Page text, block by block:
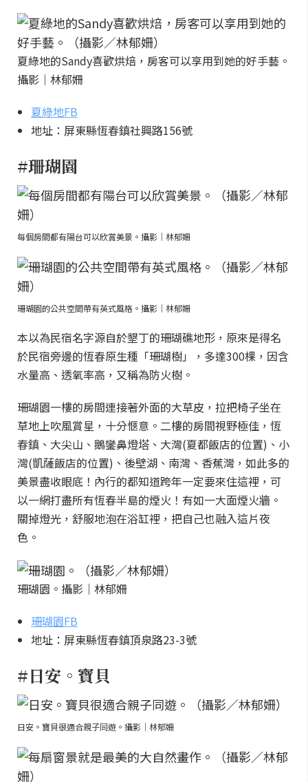
夏綠地的Sandy喜歡烘焙，房客可以享用到她的好手藝。
攝影｜林郁姍
夏綠地FB
地址：屏東縣恆春鎮社興路156號
#珊瑚園
每個房間都有陽台可以欣賞美景。攝影｜林郁姍
珊瑚園的公共空間帶有英式風格。攝影｜林郁姍
本以為民宿名字源自於墾丁的珊瑚礁地形，原來是得名
於民宿旁邊的恆春原生種「珊瑚樹」，多達300棵，因含
水量高、透氧率高，又稱為防火樹。
珊瑚園一樓的房間連接著外面的大草皮，拉把椅子坐在
草地上吹風賞星，十分愜意。二樓的房間視野極佳，恆
春鎮、大尖山、鵝鑾鼻燈塔、大灣(夏都飯店的位置)、小
灣(凱薩飯店的位置)、後壁湖、南灣、香蕉灣，如此多的
美景盡收眼底！內行的都知道跨年一定要來住這裡，可
以一網打盡所有恆春半島的煙火！有如一大面煙火牆。
關掉燈光，舒服地泡在浴缸裡，把自己也融入這片夜
色。
珊瑚園。攝影｜林郁姍
珊瑚園FB
地址：屏東縣恆春鎮頂泉路23-3號
#日安。寶貝
日安。寶貝很適合親子同遊。攝影｜林郁姍